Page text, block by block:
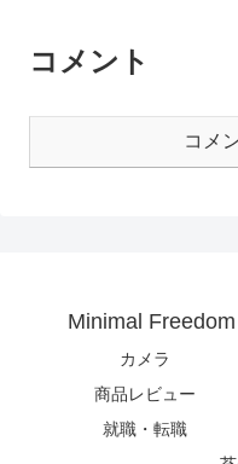
コメント
コメ
Minimal
カメラ
商品レビュー
就職・転職